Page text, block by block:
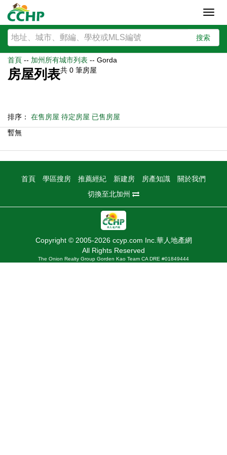
搜索
首頁 -- 加州所有城市列表 -- Gorda
房屋列表共 0 筆房屋
排序： 在售房屋 待定房屋 已售房屋
暫無
首頁 學區搜房 推薦經紀 新建房 房產知識
關於我們
切換至北加州
Copyright © 2005-2026 ccyp.com Inc.華人地產網
All Rights Reserved
The Onion Realty Group Gorden Kao Team CA DRE #01849444